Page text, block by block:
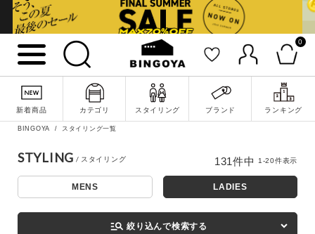
0
新着商品 カテゴリ スタイリング ブランド ランキング
詳細検索
BINGOYA スタイリング一覧
STYLING
MENS LADIES
manage_search 絞り込んで検索する
131件中 1-20件表示